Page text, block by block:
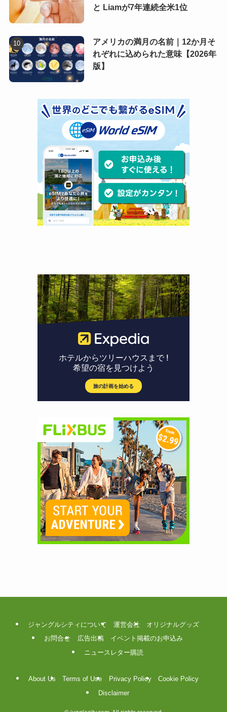
と Liamが7年連続全米1位
アメリカの満月の名前｜12か月そ
れぞれに込められた意味【2026年
版】
ジャングルシティについて 運営会社
オリジナルグッズ
お問合せ
広告出稿
イベント掲載のお申込み
ニュースレター購読
About Us Terms of Use Privacy Policy
Cookie Policy
Disclaimer